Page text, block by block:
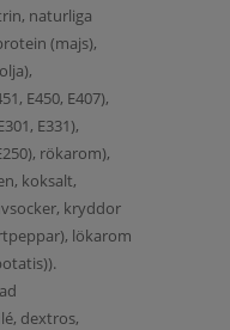
naturliga
(majs),
E450, E407),
E331),
rökarom),
koksalt,
kryddor
lökarom
dextros,